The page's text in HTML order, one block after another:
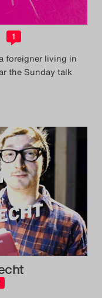
1
foreigner living in
the Sunday talk